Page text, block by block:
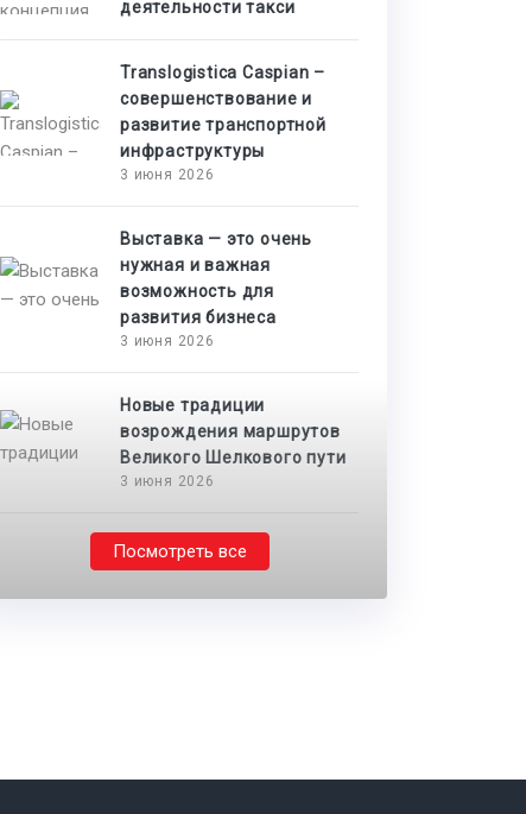
деятельности такси
Translogistica Caspian –
совершенствование и
развитие транспортной
инфраструктуры
3 июня 2026
Выставка — это очень
нужная и важная
возможность для
развития бизнеса
3 июня 2026
Новые традиции
возрождения маршрутов
Великого Шелкового пути
3 июня 2026
Посмотреть все